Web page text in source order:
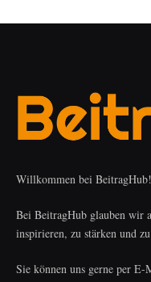
Willkommen bei BeitragHub!
Bei BeitragHub glauben wir
inspirieren, zu stärken und
Sie können uns gerne per